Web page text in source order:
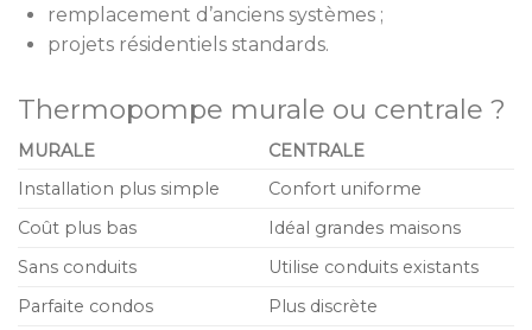
remplacement d’anciens systèmes ;
projets résidentiels standards.
Thermopompe murale ou centrale ?
MURALE
CENTRALE
Installation plus simple
Confort uniforme
Coût plus bas
Idéal grandes maisons
Sans conduits
Utilise conduits existants
Parfaite condos
Plus discrète